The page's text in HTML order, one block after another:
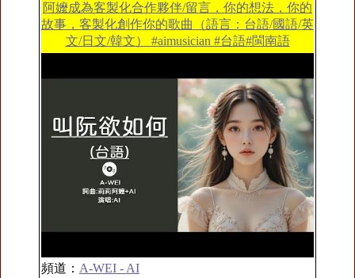
阿嬤成為客製化合作夥伴/留言，你的想法，你的
故事，客製化創作你的歌曲（語言：台語/國語/英
文/日文/韓文） #aimusician #台語#閩南語
頻道： A-WEI - AI